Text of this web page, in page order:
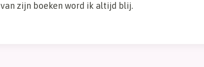
van zijn boeken word ik altijd blij.